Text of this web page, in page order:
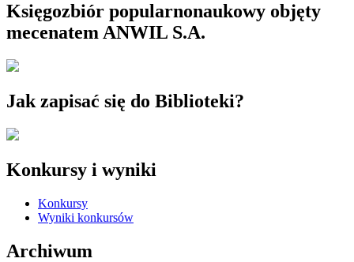
Księgozbiór popularnonaukowy objęty
mecenatem ANWIL S.A.
Jak zapisać się do Biblioteki?
Konkursy i wyniki
Konkursy
Wyniki konkursów
Archiwum